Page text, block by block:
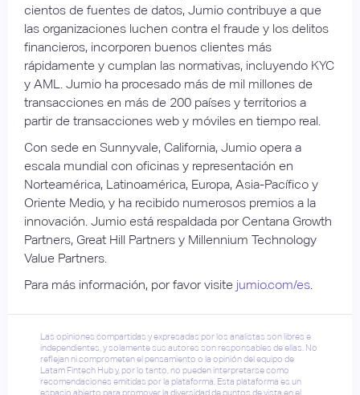
cientos de fuentes de datos, Jumio contribuye a que
las organizaciones luchen contra el fraude y los delitos
financieros, incorporen buenos clientes más
rápidamente y cumplan las normativas, incluyendo KYC
y AML. Jumio ha procesado más de mil millones de
transacciones en más de 200 países y territorios a
partir de transacciones web y móviles en tiempo real.
Con sede en Sunnyvale, California, Jumio opera a
escala mundial con oficinas y representación en
Norteamérica, Latinoamérica, Europa, Asia-Pacífico y
Oriente Medio, y ha recibido numerosos premios a la
innovación. Jumio está respaldada por Centana Growth
Partners, Great Hill Partners y Millennium Technology
Value Partners.
Para más información, por favor visite jumio.com/es
Las opiniones compartidas y expresadas por los analistas son libres e
independientes, y solamente sus autores son responsables de ellas. No
reflejan ni comprometen el pensamiento o la opinión del equipo de
Latam Fintech Hub y, por lo tanto, no pueden interpretarse como
recomendaciones emitidas por la plataforma. Esta plataforma es un
espacio abierto para promover la diversidad de puntos de vista en el